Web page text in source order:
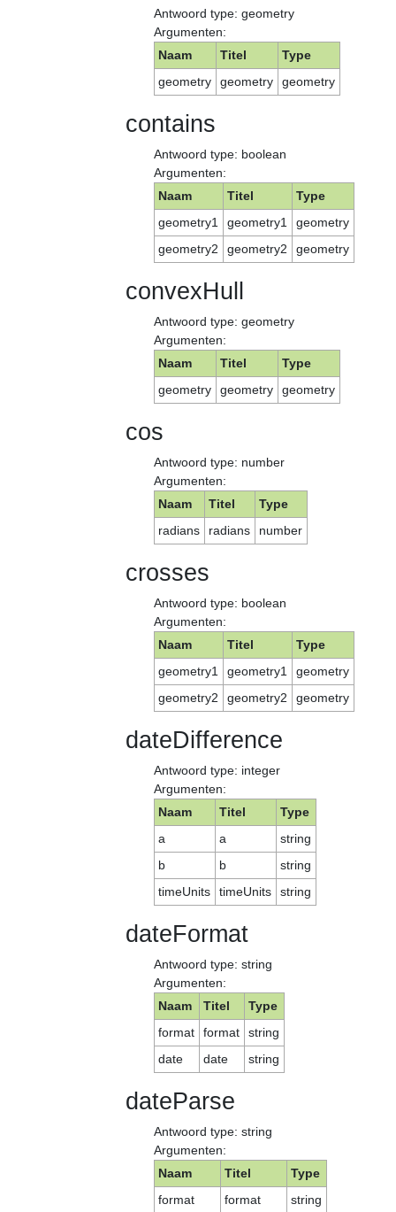
Antwoord type: geometry
Argumenten:
Naam
Titel
Type
geometry
geometry geometry
contains
Antwoord type: boolean
Argumenten:
Naam
Titel
Type
geometry1
geometry1
geometry
geometry2
geometry2 geometry
convexHull
Antwoord type: geometry
Argumenten:
Naam
Titel
Type
geometry
geometry geometry
cos
Antwoord type: number
Argumenten:
Naam
Titel
Type
radians
radians number
crosses
Antwoord type: boolean
Argumenten:
Naam
Titel
Type
geometry1
geometry1
geometry
geometry2
geometry2 geometry
dateDifference
Antwoord type: integer
Argumenten:
Naam
Titel
Type
a
a
string
b
b
string
timeUnits
timeUnits string
dateFormat
Antwoord type: string
Argumenten:
Naam
Titel
Type
format
format
string
date
date string
dateParse
Antwoord type: string
Argumenten:
Naam
Titel
Type
format
format string